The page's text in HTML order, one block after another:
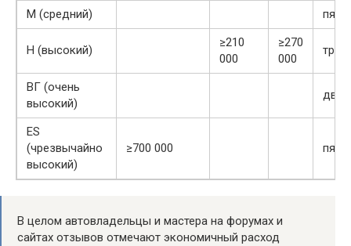
М (средний)
Н (высокий)
≥210
000
≥270
000
ВГ (очень
высокий)
ES
(чрезвычайно
высокий)
≥700 000
В целом автовладельцы и мастера на форумах и
сайтах отзывов отмечают экономичный расход